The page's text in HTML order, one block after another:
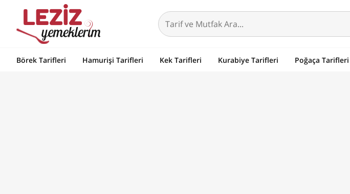
Börek Tarifleri Hamurişi Tarifleri Kek Tarifleri Kurabiye Tarifleri Poğaça Tarifleri